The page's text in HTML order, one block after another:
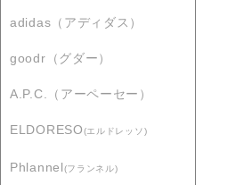
adidas（アディダス）
goodr（グダー）
A.P.C.（アーペーセー）
ELDORESO(エルドレッソ)
Phlannel(フランネル)